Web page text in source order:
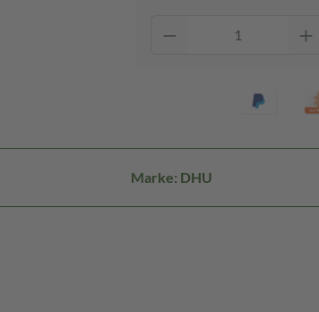
Marke: DHU